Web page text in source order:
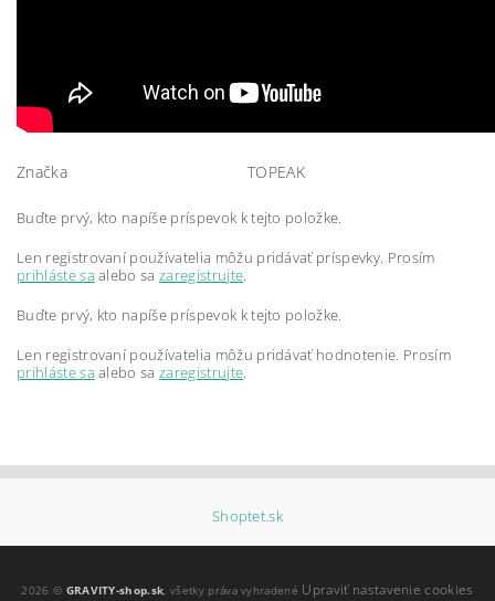
Značka TOPEAK
Buďte prvý, kto napíše príspevok k tejto položke.
Len registrovaní používatelia môžu pridávať príspevky. Prosím
prihláste sa alebo sazaregistrujte.
Buďte prvý, kto napíše príspevok k tejto položke.
Len registrovaní používatelia môžu pridávať hodnotenie. Prosím
prihláste sa alebo sazaregistrujte.
Shoptet.sk
2026 © GRAVITY-shop.sk, všetky práva vyhradené Upraviť nastavenie cookies